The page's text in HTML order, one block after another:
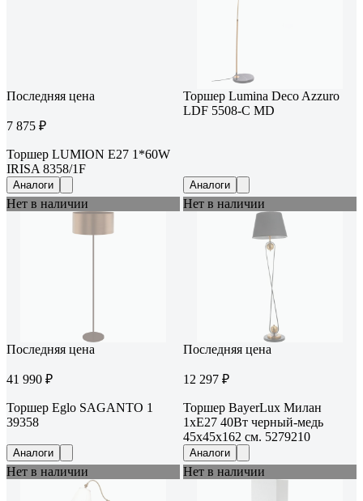
Последняя цена
7 875 ₽
Торшер LUMION E27 1*60W
IRISA 8358/1F
Аналоги
Торшер Lumina Deco Azzuro
LDF 5508-C MD
Аналоги
Нет в наличии
Последняя цена
41 990 ₽
Торшер Eglo SAGANTO 1
39358
Аналоги
Нет в наличии
Последняя цена
12 297 ₽
Торшер BayerLux Милан
1хE27 40Вт черный-медь
45х45х162 см. 5279210
Аналоги
Нет в наличии Нет в наличии